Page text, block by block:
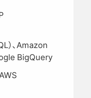
）、Amazon
BigQuery